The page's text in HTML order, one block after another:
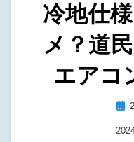
冷地仕
メ？道
エアコ
投
日: